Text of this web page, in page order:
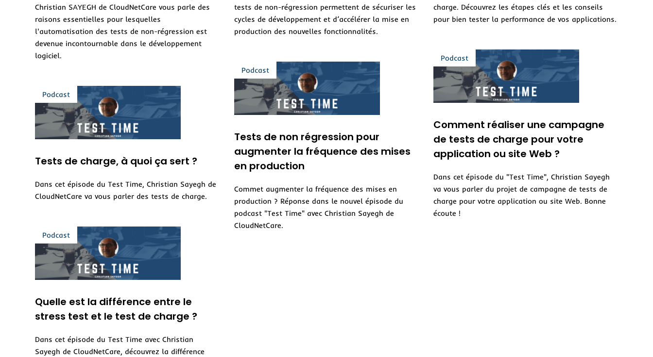
tests de non-régression permettent de sécuriser les
cycles de développement et d’accélérer la mise en
production des nouvelles fonctionnalités.
charge. Découvrez les étapes clés et les conseils
pour bien tester la performance de vos applications.
Christian SAYEGH de CloudNetCare vous parle des
raisons essentielles pour lesquelles
l'automatisation des tests de non-régression est
devenue incontournable dans le développement
logiciel.
Comment réaliser une campagne
de tests de charge pour votre
application ou site Web ?
Dans cet épisode du "Test Time", Christian Sayegh
va vous parler du projet de campagne de tests de
charge pour votre application ou site Web. Bonne
écoute !
Tests de non régression pour
augmenter la fréquence des mises
en production
Commet augmenter la fréquence des mises en
production ? Réponse dans le nouvel épisode du
podcast "Test Time" avec Christian Sayegh de
CloudNetCare.
Tests de charge, à quoi ça sert ?
Dans cet épisode du Test Time, Christian Sayegh de
CloudNetCare va vous parler des tests de charge.
Quelle est la différence entre le
stress test et le test de charge ?
Dans cet épisode du Test Time avec Christian
Sayegh de CloudNetCare, découvrez la différence